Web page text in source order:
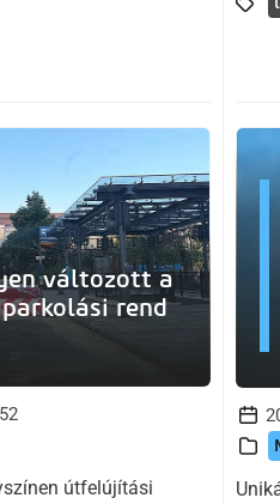
változott a
rend
útfelújítási